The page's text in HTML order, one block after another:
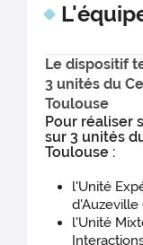
Le dispositif
3 unités du
Toulouse
Pour réaliser
sur 3 unités
Toulouse :
l'Unité
d'Auzeville
l'Unité